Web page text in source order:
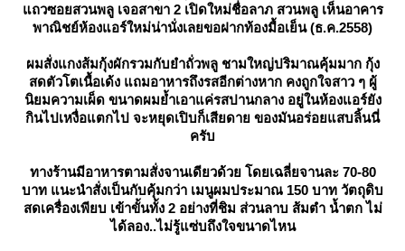
ถวซอยสวนพลู เจอสาขา 2 เปิดใหม่ชื่อลาภ สวนพลู เห็นอาคาร
พาณิชย์ห้องแอร์ใหม่น่านั่งเลยขอฝากท้องมื้อเย็น (ธ.ค.2558)
ผมสั่งแกงส้มกุ้งผักรวมกับยำถั่วพลู ชามใหญ่ปริมาณคุ้มมาก กุ้ง
สดตัวโตเนื้อเด้ง แถมอาหารถึงรสอีกต่างหาก คงถูกใจสาว ๆ ผู้
นิยมความเผ็ด ขนาดผมย้ำเอาแค่รสปานกลาง อยู่ในห้องแอร์ยัง
กินไปเหงื่อแตกไป จะหยุดเปิบก็เสียดาย ของมันอร่อยแสบลิ้นนี่
ครับ
ทางร้านมีอาหารตามสั่งจานเดียวด้วย โดยเฉลี่ยจานละ 70-80
บาท แนะนำสั่งเป็นกับคุ้มกว่า เมนูผมประมาณ 150 บาท วัตถุดิบ
สดเครื่องเพียบ เข้าขั้นทั้ง 2 อย่างที่ชิม ส่วนลาบ ส้มตำ น้ำตก ไม่
ได้ลอง..ไม่รู้แซ่บถึงใจขนาดไหน